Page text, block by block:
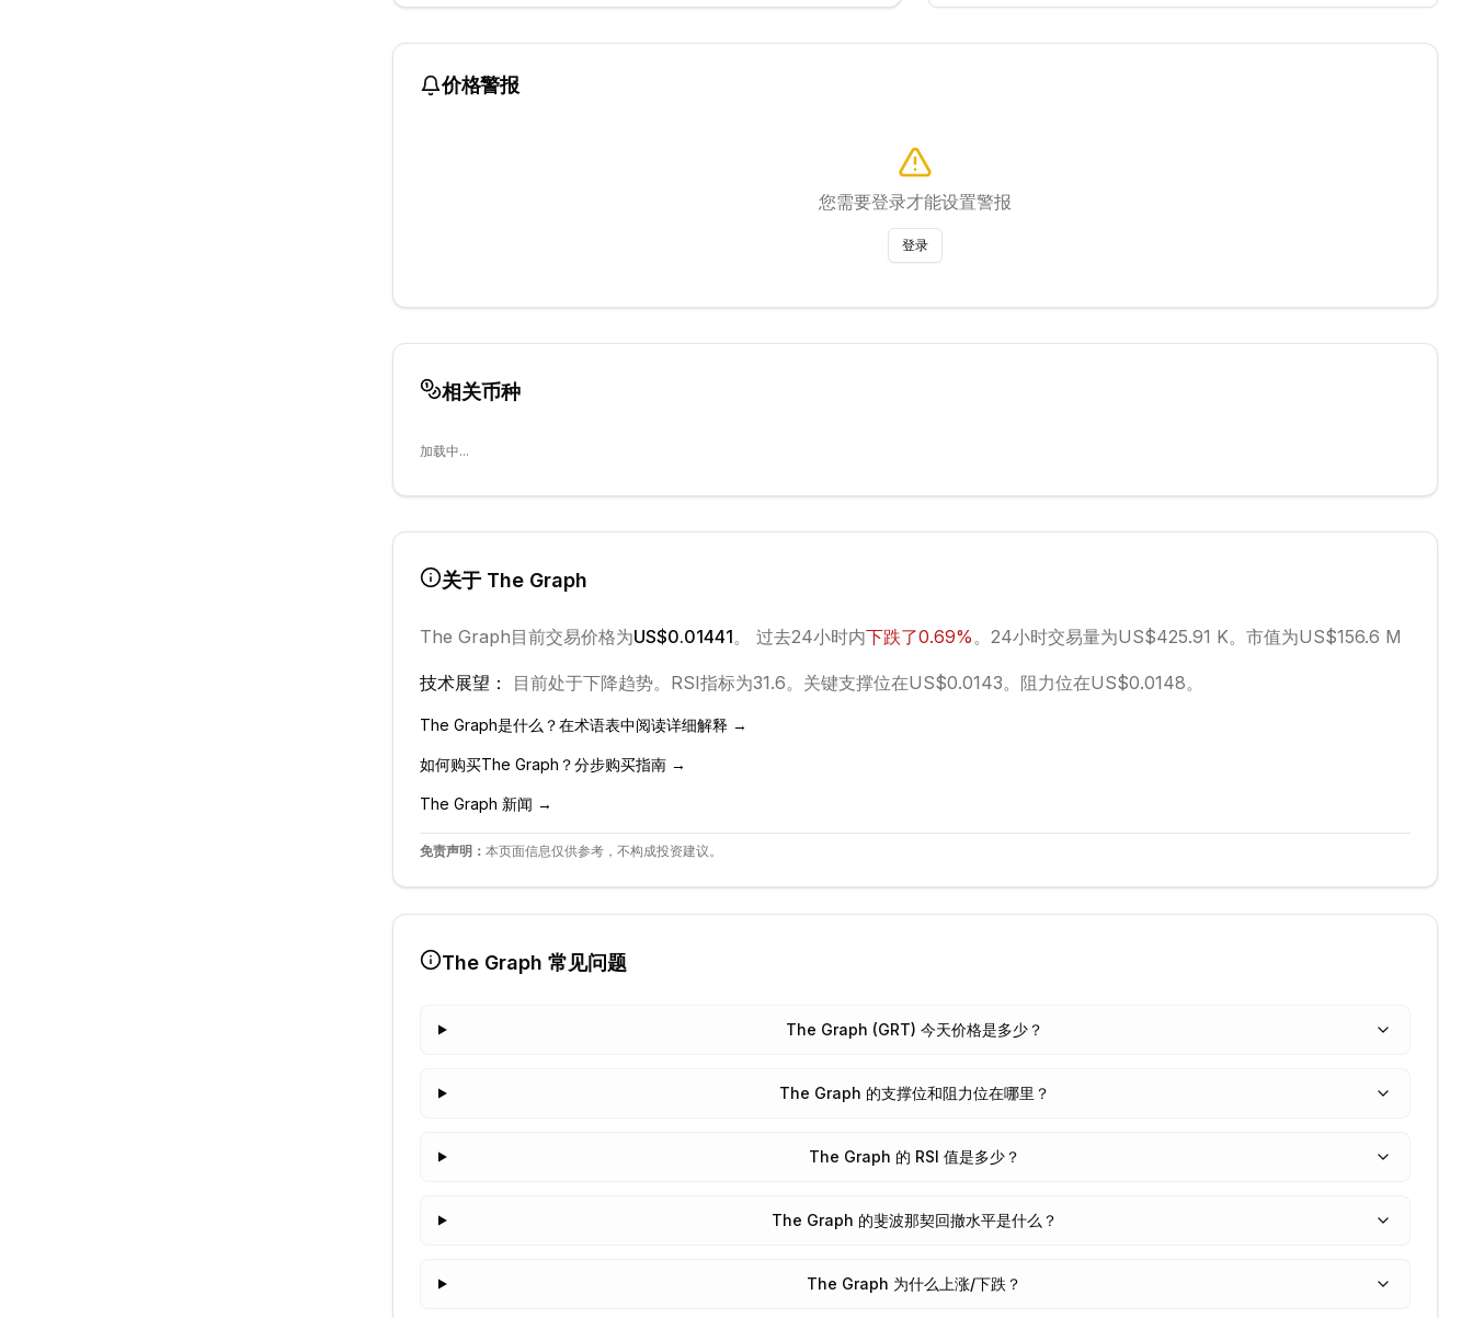
价格警报
您需要登录才能设置警报
登录
相关币种
加载中...
关于 The Graph
The Graph目前交易价格为US$0.01441。 过去24小时内下跌了0.69%。 24小时交易量为US$425.91 K。 市值为US$156.6 M
技术展望： 目前处于下降趋势。 RSI指标为31.6。 关键支撑位在US$0.0143。 阻力位在US$0.0148。
The Graph是什么？在术语表中阅读详细解释 →
如何购买The Graph ？分步购买指南 →
The Graph 新闻 →
免责声明： 本页面信息仅供参考，不构成投资建议。
The Graph 常见问题
The Graph (GRT) 今天价格是多少？
The Graph 的支撑位和阻力位在哪里？
The Graph 的 RSI 值是多少？
The Graph 的斐波那契回撤水平是什么？
The Graph 为什么上涨/下跌？